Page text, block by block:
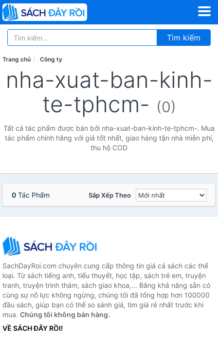
Tìm kiếm
Trang chủ Công ty
nha-xuat-ban-kinh-
te-tphcm- (0)
Tất cả tác phẩm được bán bởi nha-xuat-ban-kinh-te-tphcm-. Mua
tác phẩm chính hãng với giá tốt nhất, giao hàng tận nhà miễn phí,
thu hộ COD
0 Tác Phẩm Sắp Xếp Theo
SachDayRoi.com chuyên cung cấp thông tin giá cả sách các thể
loại. Từ sách tiếng anh, tiểu thuyết, học tập, sách trẻ em, truyện
tranh, truyện trinh thám, sách giao khoa,... Bằng khả năng sẵn có
cùng sự nỗ lực không ngừng, chúng tôi đã tổng hợp hơn 100000
đầu sách, giúp bạn có thể so sánh giá, tìm giá rẻ nhất trước khi
mua. Chúng tôi không bán hàng.
VỀ SÁCH ĐÂY RỒI!